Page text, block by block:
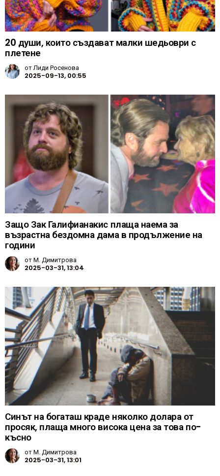
20 души, които създават малки шедьоври с
плетене
отЛиди Росенова
2025-09-13, 00:55
Защо Зак Галифианакис плаща наема за
възрастна бездомна дама в продължение на
години
отМ. Димитрова
2025-03-31, 13:04
Синът на богаташ краде няколко долара от
просяк, плаща много висока цена за това по-
късно
отМ. Димитрова
2025-03-31, 13:01